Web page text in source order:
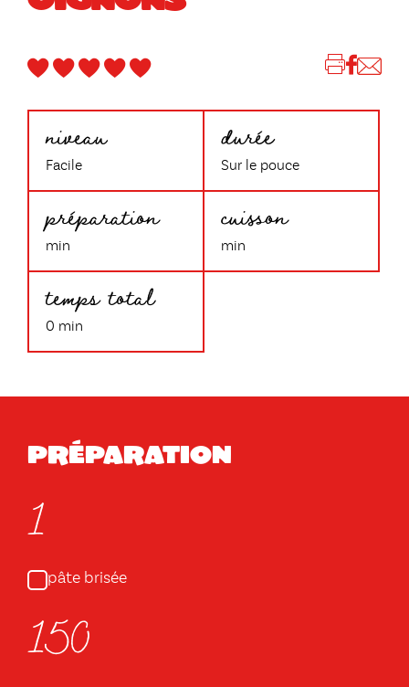
niveau
Facile
durée
Sur le pouce
préparation
min
cuisson
min
temps total
0 min
Préparation
1
pâte brisée
150